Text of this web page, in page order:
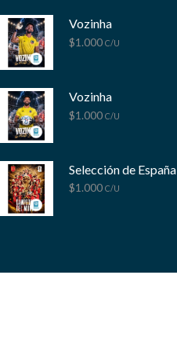
Vozinha
$1.000 C/U
Vozinha
$1.000 C/U
Selección de España
$1.000 C/U